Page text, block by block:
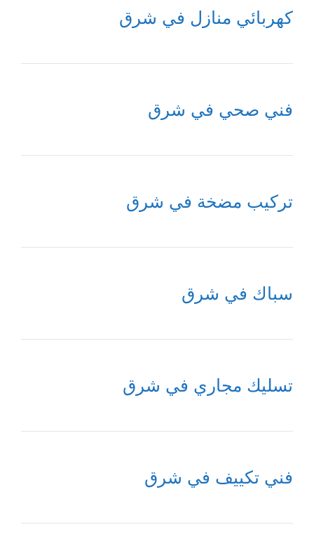
كهربائي منازل في شرق
فني صحي في شرق
تركيب مضخة في شرق
سباك في شرق
تسليك مجاري في شرق
فني تكييف في شرق